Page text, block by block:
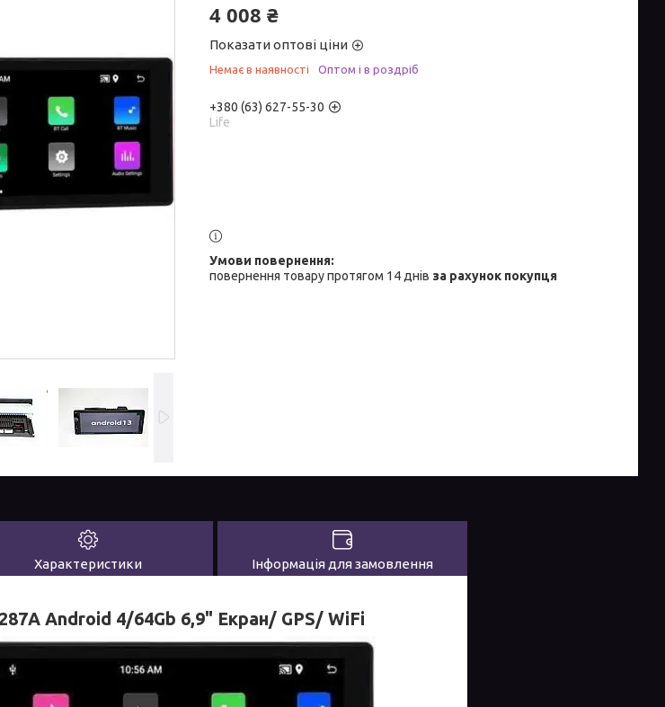
4 008 ₴
Показати оптові ціни
Немає в наявності Оптом і в роздріб
+380 (63) 627-55-30
Life
повернення товару протягом 14 днів за рахунок покупця
Характеристики Інформація для замовлення
Android 4/64Gb 6,9" Екран/ GPS/ WiFi